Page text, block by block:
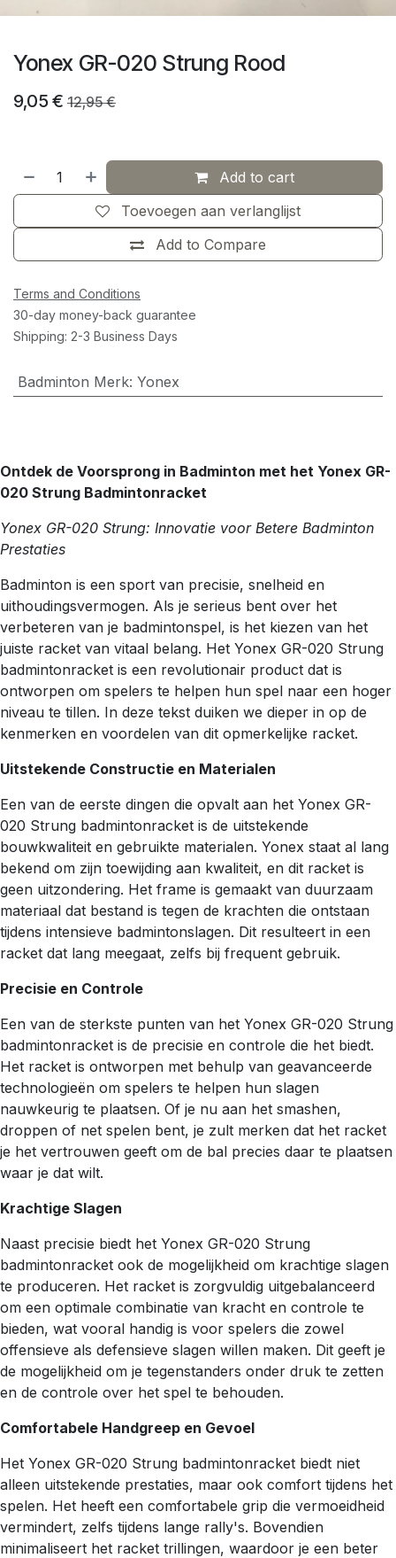
Yonex GR-020 Strung Rood
9,05 € 12,95€
Add to cart
Add to Compare
Toevoegen aan verlanglijst
Terms and Conditions
30-day money-back guarantee
Shipping: 2-3 Business Days
Badminton Merk: Yonex
Ontdek de Voorsprong in Badminton met het Yonex GR-
020 Strung Badmintonracket
Yonex GR-020 Strung: Innovatie voor Betere Badminton
Prestaties
Badminton is een sport van precisie, snelheid en
uithoudingsvermogen. Als je serieus bent over het
verbeteren van je badmintonspel, is het kiezen van het
juiste racket van vitaal belang. Het Yonex GR-020 Strung
badmintonracket is een revolutionair product dat is
ontworpen om spelers te helpen hun spel naar een hoger
niveau te tillen. In deze tekst duiken we dieper in op de
kenmerken en voordelen van dit opmerkelijke racket.
Uitstekende Constructie en Materialen
Een van de eerste dingen die opvalt aan het Yonex GR-
020 Strung badmintonracket is de uitstekende
bouwkwaliteit en gebruikte materialen. Yonex staat al lang
bekend om zijn toewijding aan kwaliteit, en dit racket is
geen uitzondering. Het frame is gemaakt van duurzaam
materiaal dat bestand is tegen de krachten die ontstaan
tijdens intensieve badmintonslagen. Dit resulteert in een
racket dat lang meegaat, zelfs bij frequent gebruik.
Precisie en Controle
Een van de sterkste punten van het Yonex GR-020 Strung
badmintonracket is de precisie en controle die het biedt.
Het racket is ontworpen met behulp van geavanceerde
technologieën om spelers te helpen hun slagen
nauwkeurig te plaatsen. Of je nu aan het smashen,
droppen of net spelen bent, je zult merken dat het racket
je het vertrouwen geeft om de bal precies daar te plaatsen
waar je dat wilt.
Krachtige Slagen
Naast precisie biedt het Yonex GR-020 Strung
badmintonracket ook de mogelijkheid om krachtige slagen
te produceren. Het racket is zorgvuldig uitgebalanceerd
om een optimale combinatie van kracht en controle te
bieden, wat vooral handig is voor spelers die zowel
offensieve als defensieve slagen willen maken. Dit geeft je
de mogelijkheid om je tegenstanders onder druk te zetten
en de controle over het spel te behouden.
Comfortabele Handgreep en Gevoel
Het Yonex GR-020 Strung badmintonracket biedt niet
alleen uitstekende prestaties, maar ook comfort tijdens het
spelen. Het heeft een comfortabele grip die vermoeidheid
vermindert, zelfs tijdens lange rally's. Bovendien
minimaliseert het racket trillingen, waardoor je een beter